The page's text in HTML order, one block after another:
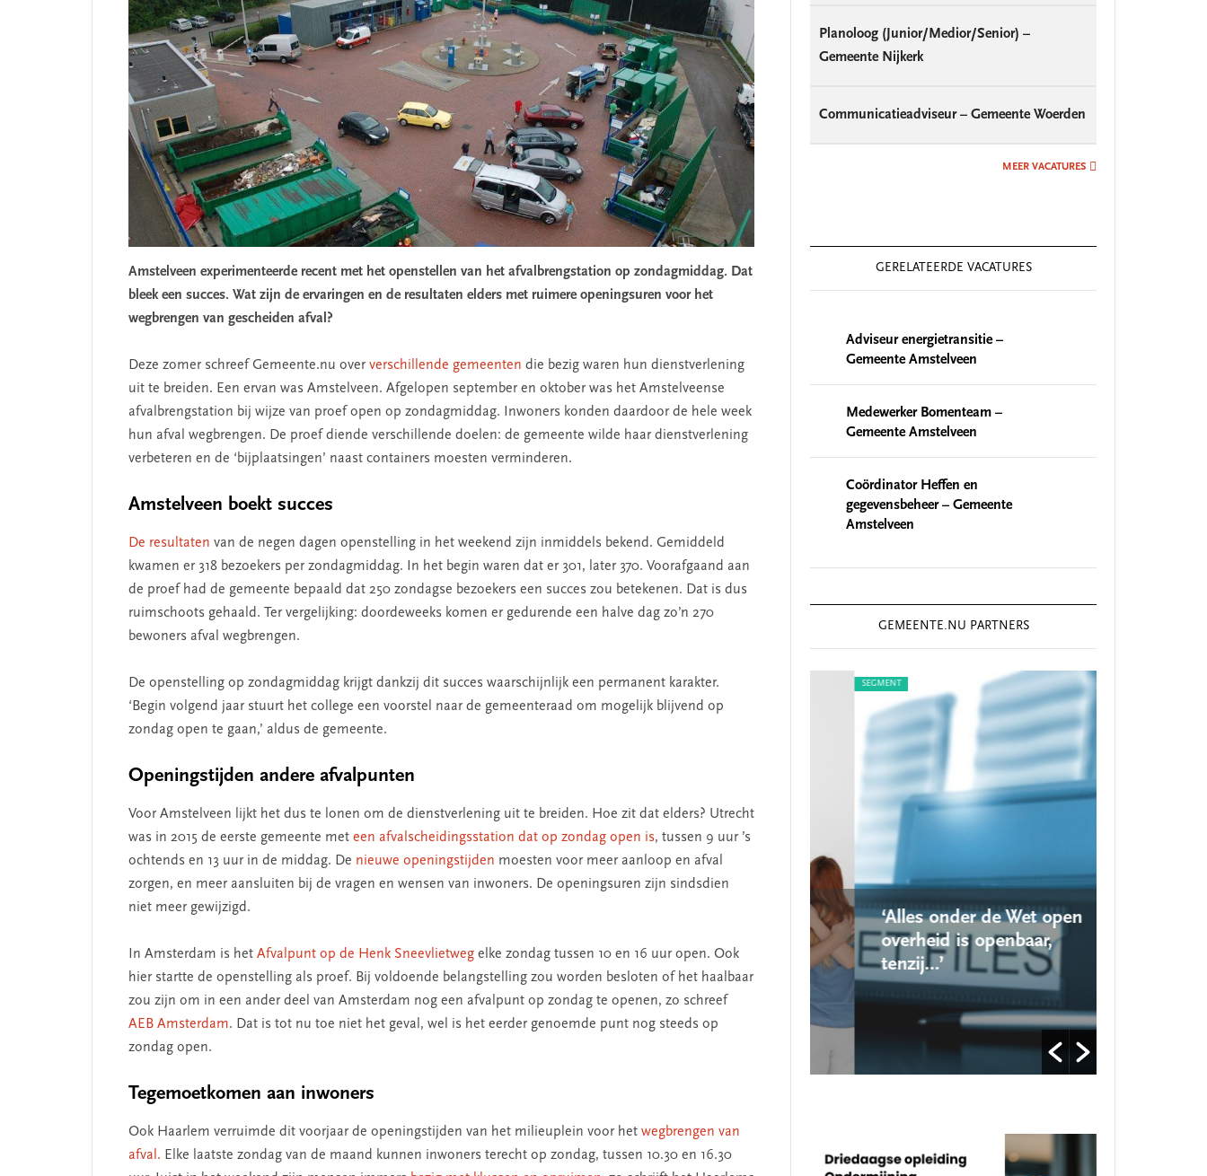
Amstelveen experimenteerde recent met het openstellen van het afvalbrengstation op zondagmiddag. Dat
bleek een succes. Wat zijn de ervaringen en de resultaten elders met ruimere openingsuren voor het
wegbrengen van gescheiden afval?
Deze zomer schreef Gemeente.nu oververschillende gemeenten die bezig waren hun dienstverlening
uit te breiden. Een ervan was Amstelveen. Afgelopen september en oktober was het Amstelveense
afvalbrengstation bij wijze van proef open op zondagmiddag. Inwoners konden daardoor de hele week
hun afval wegbrengen. De proef diende verschillende doelen: de gemeente wilde haar dienstverlening
verbeteren en de ‘bijplaatsingen’ naast containers moesten verminderen.
Amstelveen boekt succes
De resultaten van de negen dagen openstelling in het weekend zijn inmiddels bekend. Gemiddeld
kwamen er 318 bezoekers per zondagmiddag. In het begin waren dat er 301, later 370. Voorafgaand aan
de proef had de gemeente bepaald dat 250 zondagse bezoekers een succes zou betekenen. Dat is dus
ruimschoots gehaald. Ter vergelijking: doordeweeks komen er gedurende een halve dag zo’n 270
bewoners afval wegbrengen.
De openstelling op zondagmiddag krijgt dankzij dit succes waarschijnlijk een permanent karakter.
‘Begin volgend jaar stuurt het college een voorstel naar de gemeenteraad om mogelijk blijvend op
zondag open te gaan,’ aldus de gemeente.
Openingstijden andere afvalpunten
Voor Amstelveen lijkt het dus te lonen om de dienstverlening uit te breiden. Hoe zit dat elders? Utrecht
was in 2015 de eerste gemeente met een afvalscheidingsstation dat op zondag open is, tussen 9 uur ’s
ochtends en 13 uur in de middag. De nieuwe openingstijden moesten voor meer aanloop en afval
zorgen, en meer aansluiten bij de vragen en wensen van inwoners. De openingsuren zijn sindsdien
niet meer gewijzigd.
In Amsterdam is het Afvalpunt op de Henk Sneevlietweg elke zondag tussen 10 en 16 uur open. Ook
hier startte de openstelling als proef. Bij voldoende belangstelling zou worden besloten of het haalbaar
zou zijn om in een ander deel van Amsterdam nog een afvalpunt op zondag te openen, zo schreef
AEB Amsterdam. Dat is tot nu toe niet het geval, wel is het eerder genoemde punt nog steeds op
zondag open.
Tegemoetkomen aan inwoners
Ook Haarlem verruimde dit voorjaar de openingstijden van het milieuplein voor het wegbrengen van
afval. Elke laatste zondag van de maand kunnen inwoners terecht op zondag, tussen 10.30 en 16.30
Planoloog (Junior/Medior/Senior) –
Gemeente Nijkerk
Communicatieadviseur – Gemeente Woerden
MEER VACATURES
GERELATEERDE VACATURES
Adviseur energietransitie –
Gemeente Amstelveen
Medewerker Bomenteam –
Gemeente Amstelveen
Coördinator Heffen en
gegevensbeheer – Gemeente
Amstelveen
GEMEENTE.NU PARTNERS
SEGMENT SEGMENT
‘Alles onder de Wet open
overheid is openbaar,
tenzij…’